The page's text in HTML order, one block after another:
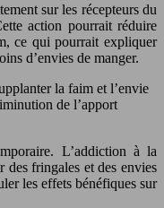
sur les récepteurs du
action pourrait réduire
ce qui pourrait expliquer
d’envies de manger.
la faim et l’envie
de l’apport
L’addiction à la
des fringales et des envies
les effets bénéfiques sur